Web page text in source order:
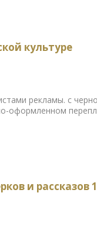
культуре
рекламы. с
оформленном
и рассказов